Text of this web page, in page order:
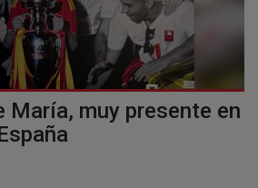
María, muy presente en